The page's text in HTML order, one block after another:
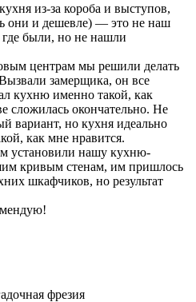
из-за короба и выступов,
они и дешевле) — это не наш
были, но не нашли
центрам мы решили делать
замерщика, он все
кухню именно такой, как
сложилась окончательно. Не
вариант, но кухня идеально
как мне нравится.
установили нашу кухню-
кривым стенам, им пришлось
шкафчиков, но результат
фрезия